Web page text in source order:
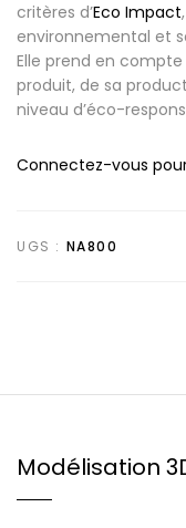
critères d’Eco Impact
environnemental et
Elle prend en
produit, de sa
niveau d’éco-
Connectez-vous
UGS : NA800
Modélisation